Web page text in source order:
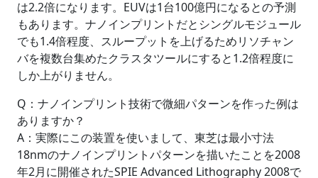
は2.2倍になります。EUVは1台100億円になるとの予測
もあります。ナノインプリントだとシングルモジュール
でも1.4倍程度、スループットを上げるためリソチャン
バを複数台集めたクラスタツールにすると1.2倍程度に
しか上がりません。
Q：ナノインプリント技術で微細パターンを作った例は
ありますか？
A：実際にこの装置を使いまして、東芝は最小寸法
18nmのナノインプリントパターンを描いたことを2008
年2月に開催されたSPIE Advanced Lithography 2008で